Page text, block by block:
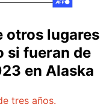
otros lugares
si fueran de
en Alaska
tres años.